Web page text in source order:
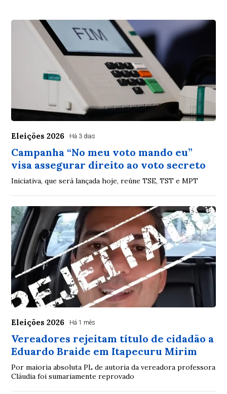
Eleições 2026 Há 3 dias
Campanha “No meu voto mando eu”
visa assegurar direito ao voto secreto
Iniciativa, que será lançada hoje, reúne TSE, TST e MPT
Eleições 2026 Há 1 mês
Vereadores rejeitam título de cidadão a
Eduardo Braide em Itapecuru Mirim
Por maioria absoluta PL de autoria da vereadora professora
Cláudia foi sumariamente reprovado